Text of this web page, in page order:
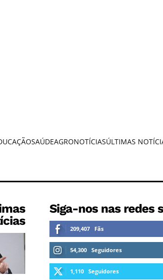
SAÚDEAGRONOTÍCIASÚLTIMAS
Siga-nos nas redes
209,407 Fãs
54,300 Seguidores
1,110 Seguidores